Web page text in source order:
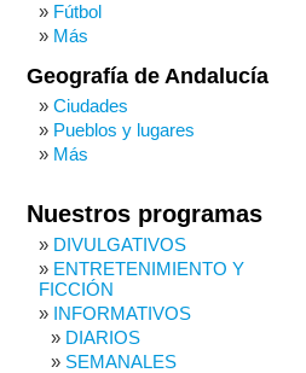
Fútbol
Más
Geografía de Andalucía
Ciudades
Pueblos y lugares
Más
Nuestros programas
DIVULGATIVOS
ENTRETENIMIENTO Y
FICCIÓN
INFORMATIVOS
DIARIOS
SEMANALES